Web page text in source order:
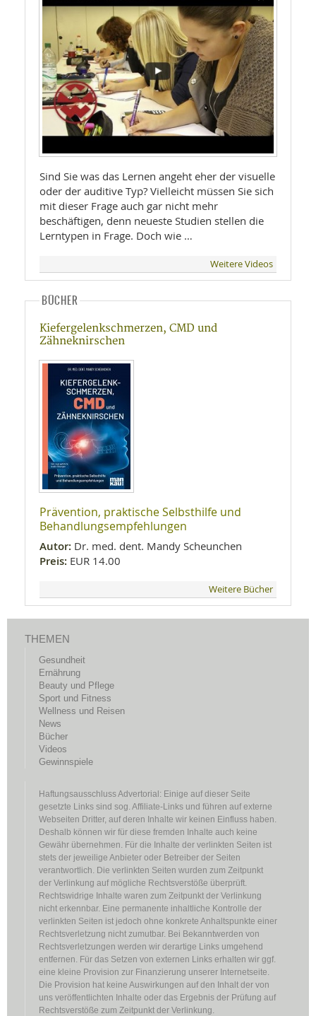
Sind Sie was das Lernen angeht eher der visuelle
oder der auditive Typ? Vielleicht müssen Sie sich
mit dieser Frage auch gar nicht mehr
beschäftigen, denn neueste Studien stellen die
Lerntypen in Frage. Doch wie …
Weitere Videos
BÜCHER
Kiefergelenkschmerzen, CMD und
Zähneknirschen
Prävention, praktische Selbsthilfe und
Behandlungsempfehlungen
Autor: Dr. med. dent. Mandy Scheunchen
Preis: EUR 14.00
Weitere Bücher
THEMEN
Gesundheit
Ernährung
Beauty und Pflege
Sport und Fitness
Wellness und Reisen
News
Bücher
Videos
Gewinnspiele
Haftungsausschluss Advertorial: Einige auf dieser Seite
gesetzte Links sind sog. Affiliate-Links und führen auf externe
Webseiten Dritter, auf deren Inhalte wir keinen Einfluss haben.
Deshalb können wir für diese fremden Inhalte auch keine
Gewähr übernehmen. Für die Inhalte der verlinkten Seiten ist
stets der jeweilige Anbieter oder Betreiber der Seiten
verantwortlich. Die verlinkten Seiten wurden zum Zeitpunkt
der Verlinkung auf mögliche Rechtsverstöße überprüft.
Rechtswidrige Inhalte waren zum Zeitpunkt der Verlinkung
nicht erkennbar. Eine permanente inhaltliche Kontrolle der
verlinkten Seiten ist jedoch ohne konkrete Anhaltspunkte einer
Rechtsverletzung nicht zumutbar. Bei Bekanntwerden von
Rechtsverletzungen werden wir derartige Links umgehend
entfernen. Für das Setzen von externen Links erhalten wir ggf.
eine kleine Provision zur Finanzierung unserer Internetseite.
Die Provision hat keine Auswirkungen auf den Inhalt der von
uns veröffentlichten Inhalte oder das Ergebnis der Prüfung auf
Rechtsverstöße zum Zeitpunkt der Verlinkung.